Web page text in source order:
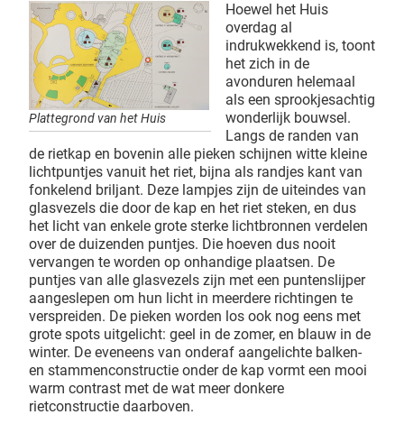
Plattegrond van het Huis
Hoewel het Huis
overdag al
indrukwekkend is, toont
het zich in de
avonduren helemaal
als een sprookjesachtig
wonderlijk bouwsel.
Langs de randen van
de rietkap en bovenin alle pieken schijnen witte kleine
lichtpuntjes vanuit het riet, bijna als randjes kant van
fonkelend briljant. Deze lampjes zijn de uiteindes van
glasvezels die door de kap en het riet steken, en dus
het licht van enkele grote sterke lichtbronnen verdelen
over de duizenden puntjes. Die hoeven dus nooit
vervangen te worden op onhandige plaatsen. De
puntjes van alle glasvezels zijn met een puntenslijper
aangeslepen om hun licht in meerdere richtingen te
verspreiden. De pieken worden los ook nog eens met
grote spots uitgelicht: geel in de zomer, en blauw in de
winter. De eveneens van onderaf aangelichte balken-
en stammenconstructie onder de kap vormt een mooi
warm contrast met de wat meer donkere
rietconstructie daarboven.